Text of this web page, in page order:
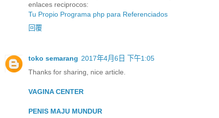
enlaces reciprocos:
Tu Propio Programa php para Referenciados
回覆
toko semarang 2017年4月6日 下午1:05
Thanks for sharing, nice article.
VAGINA CENTER
PENIS MAJU MUNDUR